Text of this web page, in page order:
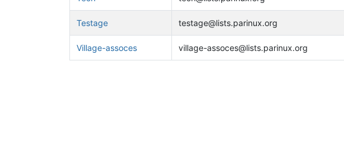
Testage testage@lists.parinux.org
Village-assoces village-assoces@lists.parinux.org